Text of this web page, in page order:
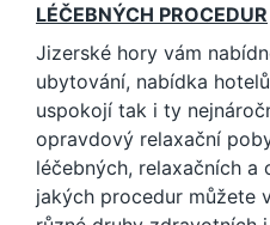
LÉČEBNÝCH PROCEDUR
Jizerské hory vám
ubytování, nabídka
uspokojí tak i ty
opravdový relaxační
léčebných, relaxačních a
jakých procedur můžete